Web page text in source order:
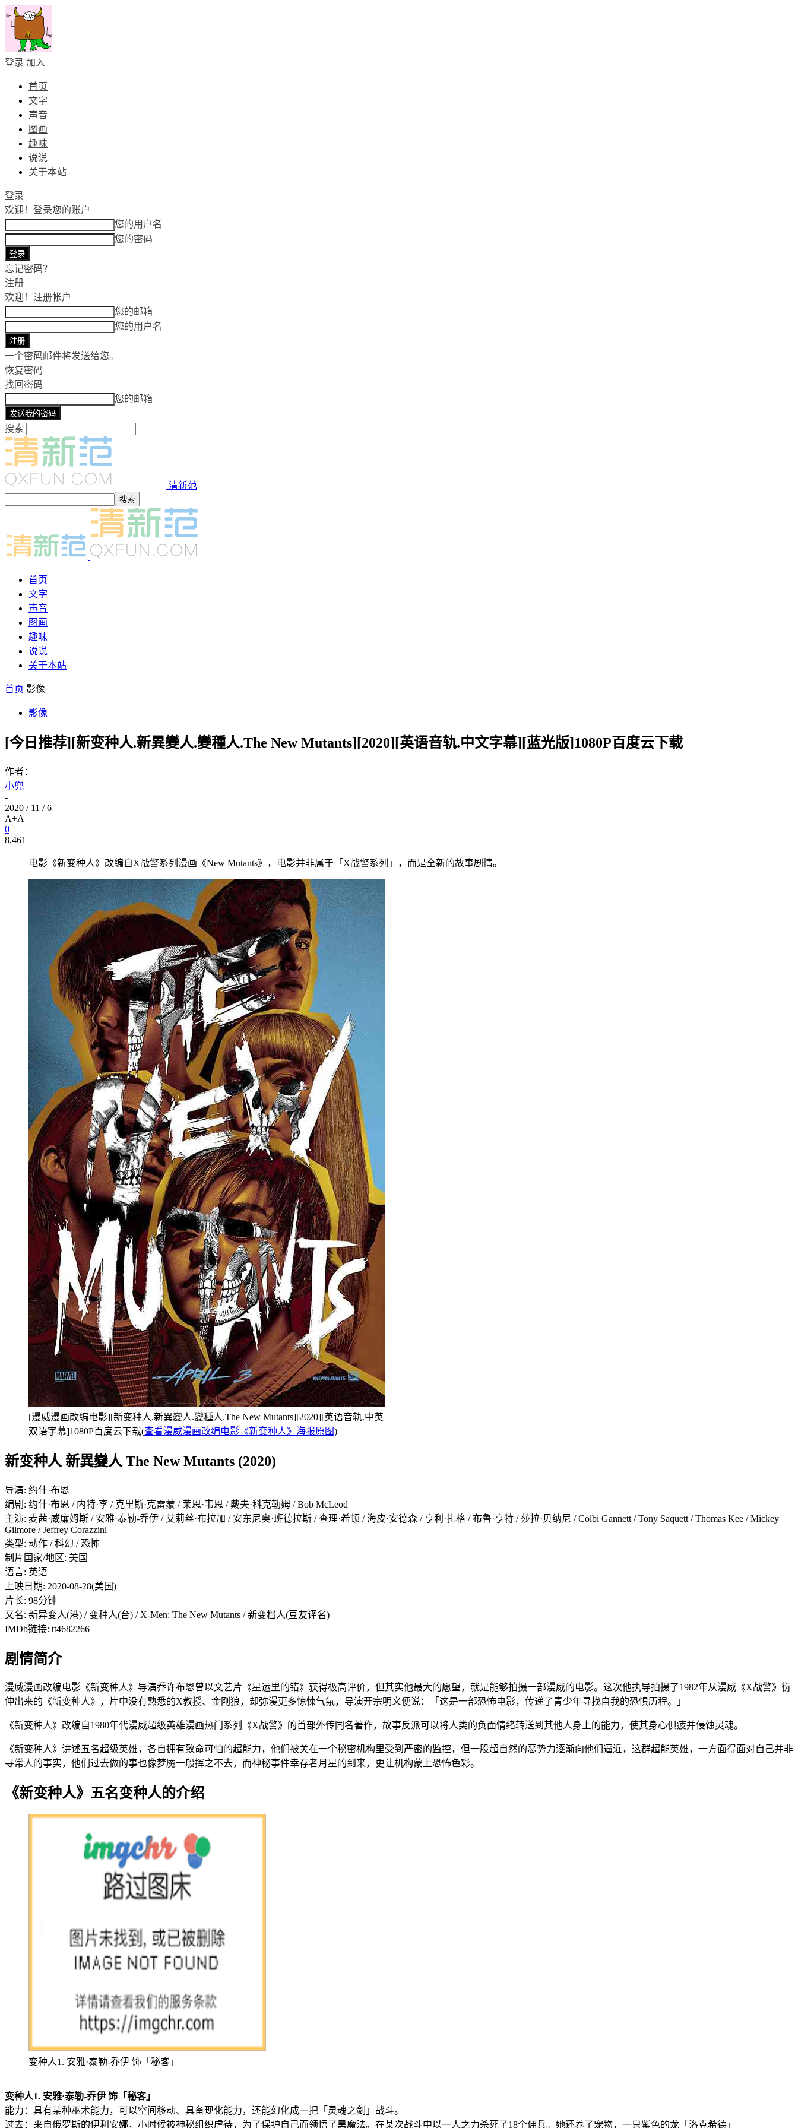
登录 加入
首页
文字
声音
图画
趣味
说说
关于本站
登录
欢迎！ 登录您的账户
您的用户名
您的密码
忘记密码？
注册
欢迎！ 注册帐户
您的邮箱
您的用户名
一个密码邮件将发送给您。
恢复密码
找回密码
您的邮箱
搜索
清新范
首页
文字
声音
图画
趣味
说说
关于本站
首页 影像
影像
[今日推荐][新变种人.新異變人.變種人.The New Mutants][2020][英语音轨.中文字幕][蓝光版]1080P百度云下载
作者：
小兜
-
2020 / 11 / 6
A+A
0
8,461
电影《新变种人》改编自X战警系列漫画《New Mutants》，电影并非属于「X战警系列」，而是全新的故事剧情。
[漫威漫画改编电影][新变种人.新異變人.變種人.The New Mutants][2020][英语音轨.中英
双语字幕]1080P百度云下载(查看漫威漫画改编电影《新变种人》海报原图)
新变种人 新異變人 The New Mutants (2020)
导演: 约什·布恩
编剧: 约什·布恩 / 内特·李 / 克里斯·克雷蒙 / 莱恩·韦恩 / 戴夫·科克勒姆 / Bob McLeod
主演: 麦茜·威廉姆斯 / 安雅·泰勒-乔伊 / 艾莉丝·布拉加 / 安东尼奥·班德拉斯 / 查理·希顿 / 海皮·安德森 / 亨利·扎格 / 布鲁·亨特 / 莎拉·贝纳尼 / Colbi Gannett / Tony Saquett / Thomas Kee / Mickey
Gilmore / Jeffrey Corazzini
类型: 动作 / 科幻 / 恐怖
制片国家/地区: 美国
语言: 英语
上映日期: 2020-08-28(美国)
片长: 98分钟
又名: 新异变人(港) / 变种人(台) / X-Men: The New Mutants / 新变档人(豆友译名)
IMDb链接: tt4682266
剧情简介
漫威漫画改编电影《新变种人》导演乔许布恩曾以文艺片《星运里的错》获得极高评价，但其实他最大的愿望，就是能够拍摄一部漫威的电影。这次他执导拍摄了1982年从漫威《X战警》衍
伸出来的《新变种人》，片中没有熟悉的X教授、金刚狼，却弥漫更多惊悚气氛，导演开宗明义便说：「这是一部恐怖电影，传递了青少年寻找自我的恐惧历程。」
《新变种人》改编自1980年代漫威超级英雄漫画热门系列《X战警》的首部外传同名著作，故事反派可以将人类的负面情绪转送到其他人身上的能力，使其身心俱疲并侵蚀灵魂。
《新变种人》讲述五名超级英雄，各自拥有致命可怕的超能力，他们被关在一个秘密机构里受到严密的监控，但一股超自然的恶势力逐渐向他们逼近，这群超能英雄，一方面得面对自己并非
寻常人的事实，他们过去做的事也像梦魇一般挥之不去，而神秘事件幸存者月星的到来，更让机构蒙上恐怖色彩。
《新变种人》五名变种人的介绍
变种人1. 安雅·泰勒-乔伊 饰「秘客」
变种人1. 安雅·泰勒-乔伊 饰「秘客」
能力：具有某种巫术能力，可以空间移动、具备现化能力，还能幻化成一把「灵魂之剑」战斗。
过去：来自俄罗斯的伊利安娜，小时候被神秘组织虐待，为了保护自己而领悟了黑魔法。在某次战斗中以一人之力杀死了18个佣兵。她还养了宠物，一只紫色的龙「洛克希德」